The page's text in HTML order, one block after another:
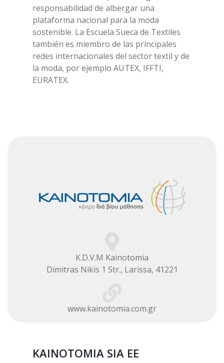
responsabilidad de albergar una
plataforma nacional para la moda
sostenible. La Escuela Sueca de Textiles
también es miembro de las principales
redes internacionales del sector textil y de
la moda, por ejemplo AUTEX, IFFTI,
EURATEX.
K.D.V.M Kainotomia
Dimitras Nikis 1 Str., Larissa, 41221
www.kainotomia.com.gr
KAINOTOMIA SIA EE